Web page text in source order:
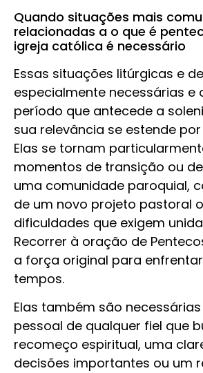
Quando situações mais
relacionadas a o que é
igreja católica é necessário
Essas situações litúrgicas e
especialmente necessárias e
período que antecede a
sua relevância se estende
Elas se tornam
momentos de transição ou
uma comunidade paroquial,
de um novo projeto pastoral
dificuldades que exigem
Recorrer à oração de
a força original para
tempos.
Elas também são
pessoal de qualquer fiel que
recomeço espiritual, uma
decisões importantes ou um